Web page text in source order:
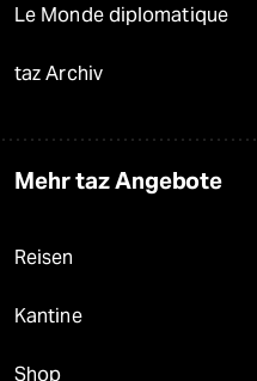
Le Monde diplomatique
taz Archiv
Mehr taz Angebote
Reisen
Kantine
Shop